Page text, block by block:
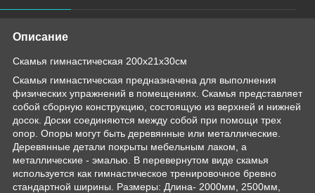
Описание
Скамья гимнастическая 200х21х30см
Скамья гимнастическая предназначена для выполнения
физических упражнений в помещениях. Скамья представляет
собой сборную конструкцию, состоящую из верхней и нижней
досок. Доски соединяются между собой при помощи трех
опор. Опоры могут быть деревянные или металлические.
Деревянные детали покрыты мебельным лаком, а
металлические - эмалью. В перевернутом виде скамья
используется как гимнастическое тренировочное бревно
стандартной ширины. Размеры: Длина- 2000мм, 2500мм,